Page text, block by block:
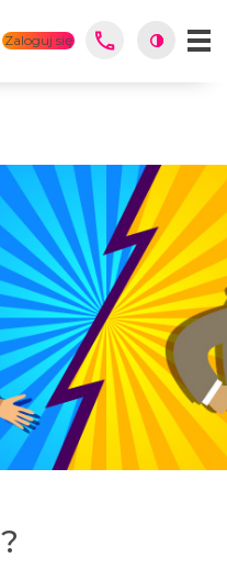
Zaloguj się